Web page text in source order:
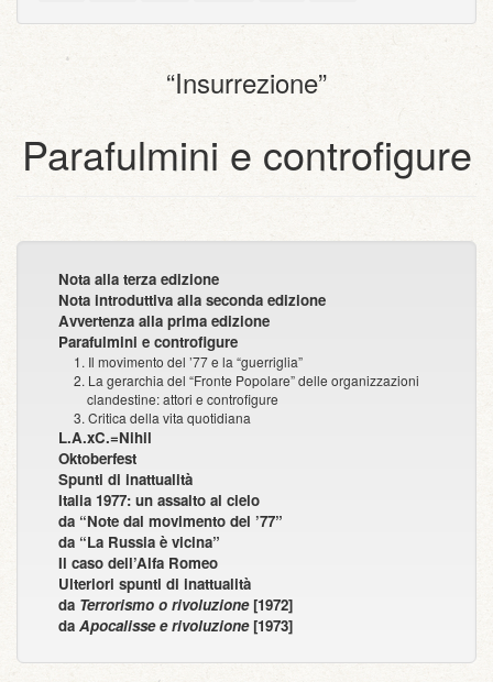
“Insurrezione”
Parafulmini e controfigure
Nota alla terza edizione
Nota introduttiva alla seconda edizione
Avvertenza alla prima edizione
Parafulmini e controfigure
1. Il movimento del ’77 e la “guerriglia”
2. La gerarchia del “Fronte Popolare” delle organizzazioni
clandestine: attori e controfigure
3. Critica della vita quotidiana
L.A.xC.=Nihil
Oktoberfest
Spunti di inattualità
Italia 1977: un assalto al cielo
da “Note dal movimento del ’77”
da “La Russia è vicina”
Il caso dell’Alfa Romeo
Ulteriori spunti di inattualità
da Terrorismo o rivoluzione[1972]
daApocalisse e rivoluzione[1973]